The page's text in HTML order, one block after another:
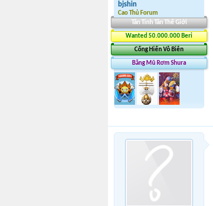
bjshin
Cao Thủ Forum
Tân Tinh Tân Thế Giới
Wanted 50.000.000 Beri
Cống Hiến Vô Biên
Băng Mũ Rơm Shura